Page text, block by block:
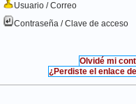
Usuario / Correo
Contraseña / Clave de acceso
Olvidé mi
¿Perdiste el enlace